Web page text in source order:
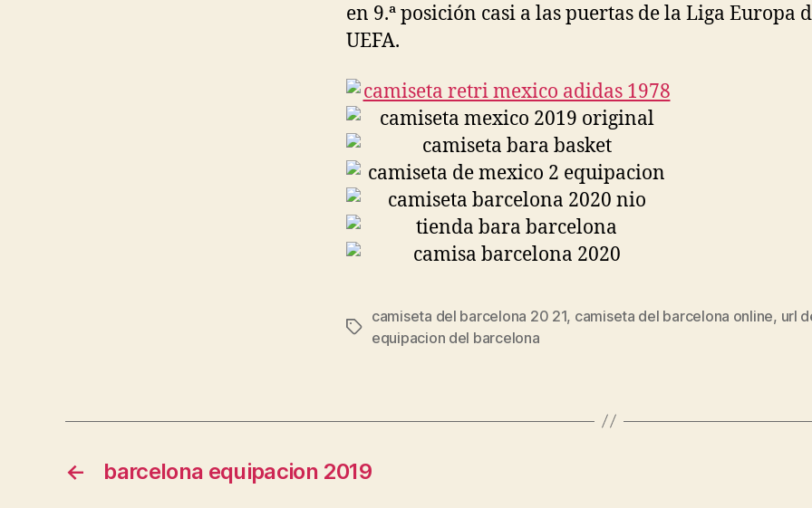
en 9.ª posición casi a las puertas de la Liga Europa
UEFA.
Etiquetas
camiseta del barcelona 20 21, camiseta del barcelona online, url
equipacion del barcelona
← barcelona equipacion 2019